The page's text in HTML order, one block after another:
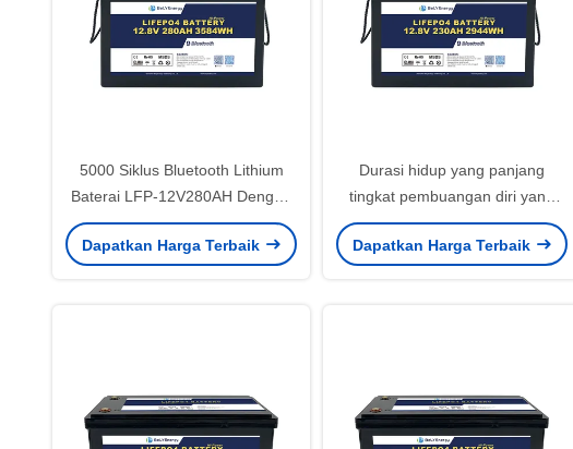
5000 Siklus Bluetooth Lithium
Baterai LFP-12V280AH Dengan
-10-45C suhu penyimpanan Dan
10V di bawah perlindungan
Dapatkan Harga Terbaik
Durasi hidup yang panjang
tingkat pembuangan diri yang
rendah dengan M8 Terminal
Type Lifepo4 Baterai 12V230Ah
Dapatkan Harga Terbaik